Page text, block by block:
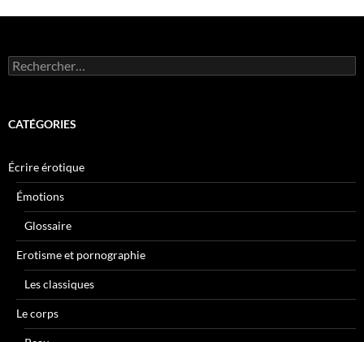
Rechercher :
CATÉGORIES
Écrire érotique
Émotions
Glossaire
Erotisme et pornographie
Les classiques
Le corps